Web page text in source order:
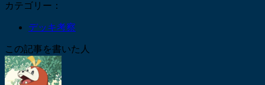
カテゴリー：
デッキ考察
この記事を書いた人